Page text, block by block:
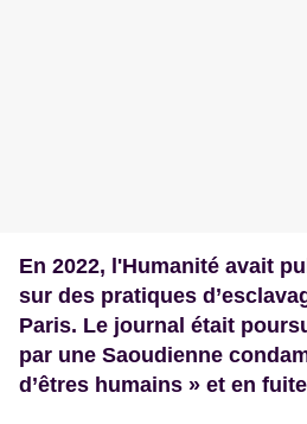
En 2022, l'Humanité avait
sur des pratiques
Paris. Le journal était
par une Saoudienne
d’êtres humains » et en